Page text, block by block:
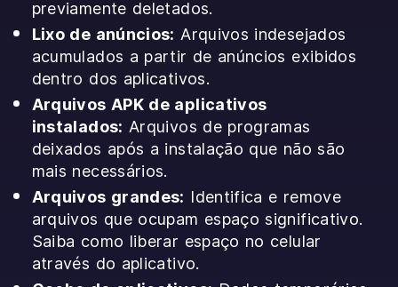
previamente deletados.
Lixo de anúncios: Arquivos indesejados
acumulados a partir de anúncios exibidos
dentro dos aplicativos.
Arquivos APK de aplicativos
instalados: Arquivos de programas
deixados após a instalação que não são
mais necessários.
Arquivos grandes: Identifica e remove
arquivos que ocupam espaço significativo.
Saiba como liberar espaço no celular
através do aplicativo.